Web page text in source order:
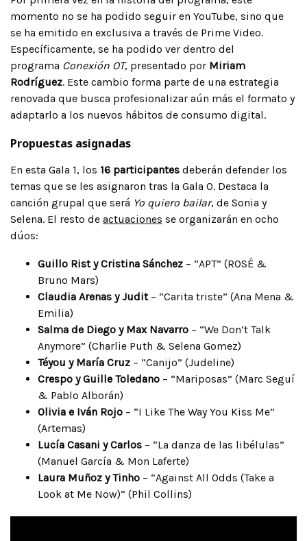
momento no se ha podido seguir en YouTube, sino que
se ha emitido en exclusiva a través de Prime Video.
Específicamente, se ha podido ver dentro del
programa Conexión OT, presentado por Miriam
Rodríguez. Este cambio forma parte de una estrategia
renovada que busca profesionalizar aún más el formato y
adaptarlo a los nuevos hábitos de consumo digital.
Propuestas asignadas
En esta Gala 1, los 16 participantes deberán defender los
temas que se les asignaron tras la Gala 0. Destaca la
canción grupal que será Yo quiero bailar, de Sonia y
Selena. El resto de actuaciones se organizarán en ocho
dúos:
Guillo Rist y Cristina Sánchez – “APT” (ROSÉ &
Bruno Mars)
Claudia Arenas y Judit– “Carita triste” (Ana Mena &
Emilia)
Salma de Diego y Max Navarro – “We Don’t Talk
Anymore” (Charlie Puth & Selena Gomez)
Téyou y María Cruz – “Canijo” (Judeline)
Crespo y Guille Toledano – “Mariposas” (Marc Seguí
& Pablo Alborán)
Olivia e Iván Rojo – “I Like The Way You Kiss Me”
(Artemas)
Lucía Casani y Carlos – “La danza de las libélulas”
(Manuel García & Mon Laferte)
Laura Muñoz y Tinho – “Against All Odds (Take a
Look at Me Now)” (Phil Collins)